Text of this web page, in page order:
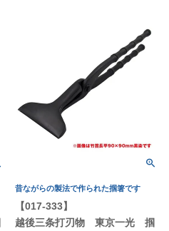
昔ながらの製法で作られた掴箸です
【017-333】
越後三条打刃物 東京一光 掴